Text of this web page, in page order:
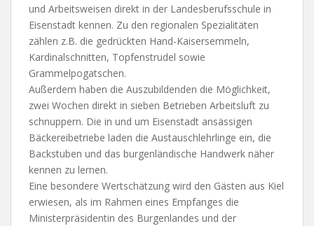
und Arbeitsweisen direkt in der Landesberufsschule in
Eisenstadt kennen. Zu den regionalen Spezialitäten
zählen z.B. die gedrückten Hand-Kaisersemmeln,
Kardinalschnitten, Topfenstrudel sowie
Grammelpogatschen.
Außerdem haben die Auszubildenden die Möglichkeit,
zwei Wochen direkt in sieben Betrieben Arbeitsluft zu
schnuppern. Die in und um Eisenstadt ansässigen
Bäckereibetriebe laden die Austauschlehrlinge ein, die
Backstuben und das burgenländische Handwerk näher
kennen zu lernen.
Eine besondere Wertschätzung wird den Gästen aus Kiel
erwiesen, als im Rahmen eines Empfanges die
Ministerpräsidentin des Burgenlandes und der